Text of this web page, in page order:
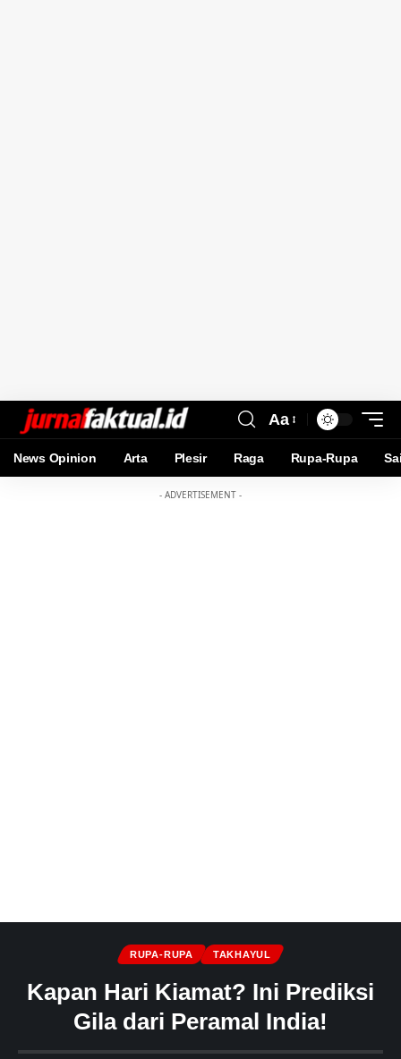
Aa
News Opinion Arta Plesir Raga Rupa-Rupa
- ADVERTISEMENT -
RUPA-RUPA TAKHAYUL
Kapan Hari Kiamat? Ini Prediksi
Gila dari Peramal India!